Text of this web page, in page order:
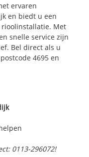
ervaren
en biedt u een
rioolinstallatie. Met
snelle service zijn
Bel direct als u
4695 en
0113-296072!